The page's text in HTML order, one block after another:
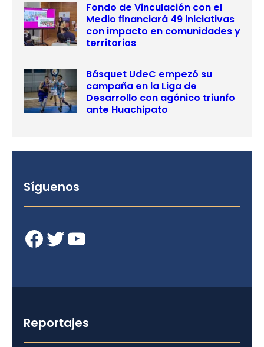
Fondo de Vinculación con el
Medio financiará 49 iniciativas
con impacto en comunidades y
territorios
Básquet UdeC empezó su
campaña en la Liga de
Desarrollo con agónico triunfo
ante Huachipato
Síguenos
Facebook Twitter YouTube
Reportajes